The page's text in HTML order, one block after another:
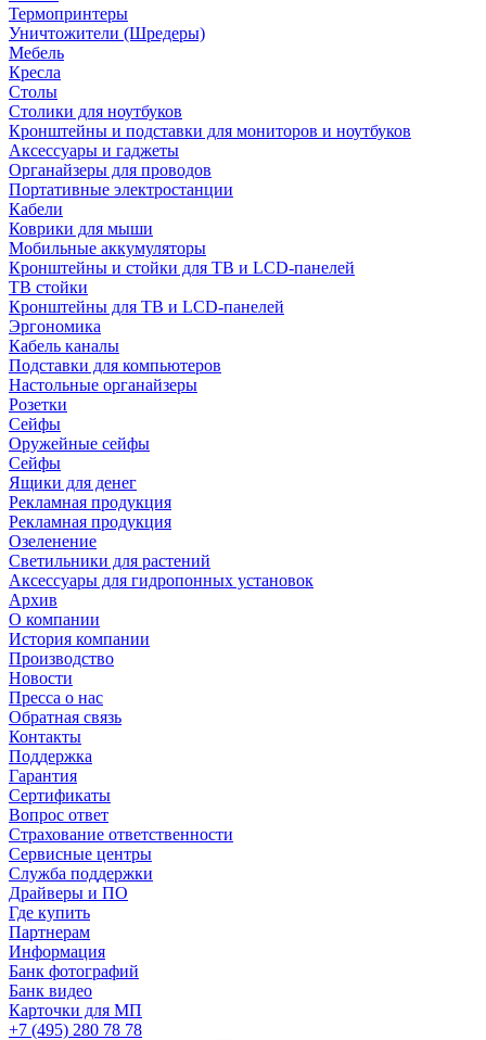
Термопринтеры
Уничтожители (Шредеры)
Мебель
Кресла
Столы
Столики для ноутбуков
Кронштейны и подставки для мониторов и ноутбуков
Аксессуары и гаджеты
Органайзеры для проводов
Портативные электростанции
Кабели
Коврики для мыши
Мобильные аккумуляторы
Кронштейны и стойки для ТВ и LCD-панелей
ТВ стойки
Кронштейны для ТВ и LCD-панелей
Эргономика
Кабель каналы
Подставки для компьютеров
Настольные органайзеры
Розетки
Сейфы
Оружейные сейфы
Сейфы
Ящики для денег
Рекламная продукция
Рекламная продукция
Озеленение
Светильники для растений
Аксессуары для гидропонных установок
Архив
О компании
История компании
Производство
Новости
Пресса о нас
Обратная связь
Контакты
Поддержка
Гарантия
Сертификаты
Вопрос ответ
Страхование ответственности
Сервисные центры
Служба поддержки
Драйверы и ПО
Где купить
Партнерам
Информация
Банк фотографий
Банк видео
Карточки для МП
+7 (495) 280 78 78